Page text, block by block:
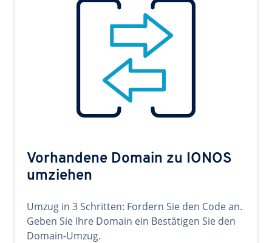
Vorhandene Domain zu IONOS
umziehen
Umzug in 3 Schritten: Fordern Sie den Code an.
Geben Sie Ihre Domain ein Bestätigen Sie den
Domain-Umzug.